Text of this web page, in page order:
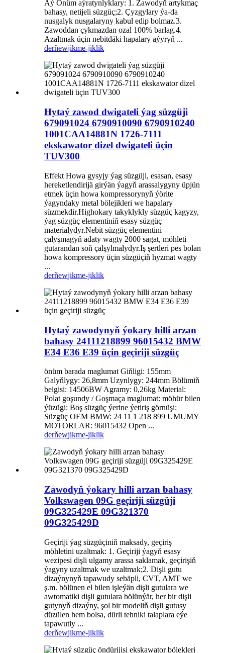
Aý Önüm aýratynlyklary: 1. Zawodyň artykmaç
bahasy, netijeli süzgüç;2. Çyzgylary ýa-da
nusgalyk nusgalaryny kabul edip bolmaz.3.
Zawoddan çykmazdan ozal 100% barlag.4.
Azaltmak üçin nebitdäki hapalary aýyryň ...
derňewjikme-jiklik
Hytaý zawod dwigateli ýag süzgüji
679091024 6790910090 6790910240
1001CAA14881N 1726-7111
ekskawator dizel dwigateli üçin
TUV300
Effekt Howa gysyjy ýag süzgüji, esasan, esasy
hereketlendirijä girýän ýagyň arassalygyny üpjün
etmek üçin howa kompressorynyň ýörite
ýagyndaky metal bölejikleri we hapalary
süzmekdir.Highokary takyklykly süzgüç kagyzy,
ýag süzgüç elementiniň esasy süzgüç
materialydyr.Nebit süzgüç elementini
çalyşmagyň adaty wagty 2000 sagat, möhleti
gutarandan soň çalşylmalydyr.Iş şertleri pes bolan
howa kompressory üçin süzgüçiň hyzmat wagty
...
derňewjikme-jiklik
Hytaý zawodynyň ýokary hilli arzan
bahasy 24111218899 96015432 BMW
E34 E36 E39 üçin geçiriji süzgüç
önüm barada maglumat Giňligi: 155mm
Galyňlygy: 26,8mm Uzynlygy: 244mm Bölümiň
belgisi: 14506BW Agramy: 0,26kg Material:
Polat goşundy / Goşmaça maglumat: möhür bilen
ýüzügi: Boş süzgüç ýerine ýetiriş görnüşi:
Süzgüç OEM BMW: 24 11 1 218 899 UMUMY
MOTORLAR: 96015432 Open ...
derňewjikme-jiklik
Zawodyň ýokary hilli arzan bahasy
Volkswagen 09G geçiriji süzgüji
09G325429E 09G321370
09G325429D
Geçiriji ýag süzgüçiniň maksady, geçiriş
möhletini uzaltmak: 1. Geçiriji ýagyň esasy
wezipesi dişli ulgamy arassa saklamak, geçirişiň
ýagyny uzaltmak we uzaltmak;2. Dişli gutu
dizaýnynyň tapawudy sebäpli, CVT, AMT we
ş.m. bölünen el bilen işleýän dişli gutulara we
awtomatiki dişli gutulara bölünýär, her bir dişli
gutynyň dizaýny, şol bir modeliň dişli gutusy
düzülen hem bolsa, dürli tehniki talaplara eýe
tapawutly ...
derňewjikme-jiklik